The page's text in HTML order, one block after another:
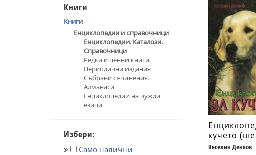
Книги
Книги
Енциклопедии и справочници
Енциклопедии. Каталози.
Справочници
Редки и ценни книги
Периодични издания
Събрани съчинения.
Алманаси
Енциклопедии на чужди
езици
Избери:
Само налични
кучето
Веселин Денков